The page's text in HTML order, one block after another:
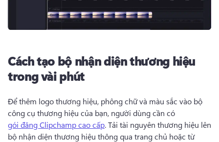
Cách tạo bộ nhận diện thương hiệu
trong vài phút
Để thêm logo thương hiệu, phông chữ và màu sắc vào bộ
công cụ thương hiệu của bạn, người dùng cần có
gói đăng Clipchamp cao cấp. Tải tài nguyên thương hiệu lên
bộ nhận diện thương hiệu thông qua trang chủ hoặc từ